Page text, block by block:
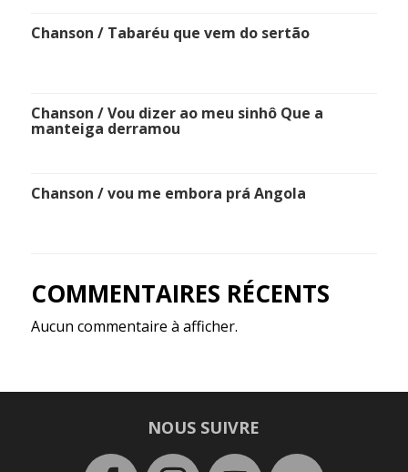
Chanson / Tabaréu que vem do sertão
Chanson / Vou dizer ao meu sinhô Que a
manteiga derramou
Chanson / vou me embora prá Angola
COMMENTAIRES RÉCENTS
Aucun commentaire à afficher.
NOUS SUIVRE